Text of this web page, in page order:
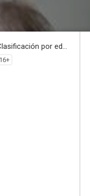
Clasificación por edades
16+